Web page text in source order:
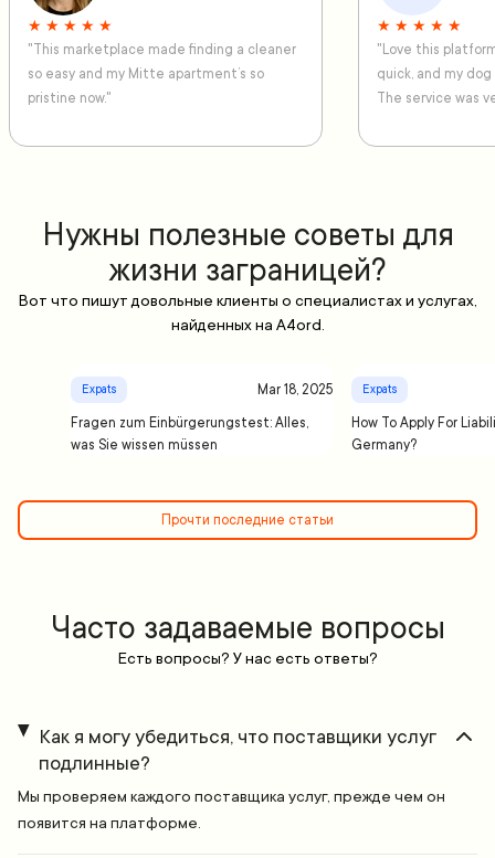
★ ★ ★ ★ ★
"This marketplace made finding a cleaner
so easy and my Mitte apartment’s so
pristine now."
★ ★ ★ ★ ★
"Love this
quick, and my
The service was
Нужны полезные советы для
жизни заграницей?
Вот что пишут довольные клиенты о специалистах и услугах,
найденных на A4ord.
Expats Mar 18, 2025
Fragen zum Einbürgerungstest: Alles,
was Sie wissen müssen
Expats
How To Apply For
Germany?
Прочти последние статьи
Часто задаваемые вопросы
Есть вопросы? У нас есть ответы?
Как я могу убедиться, что поставщики услуг
подлинные?
Мы проверяем каждого поставщика услуг, прежде чем он
появится на платформе.